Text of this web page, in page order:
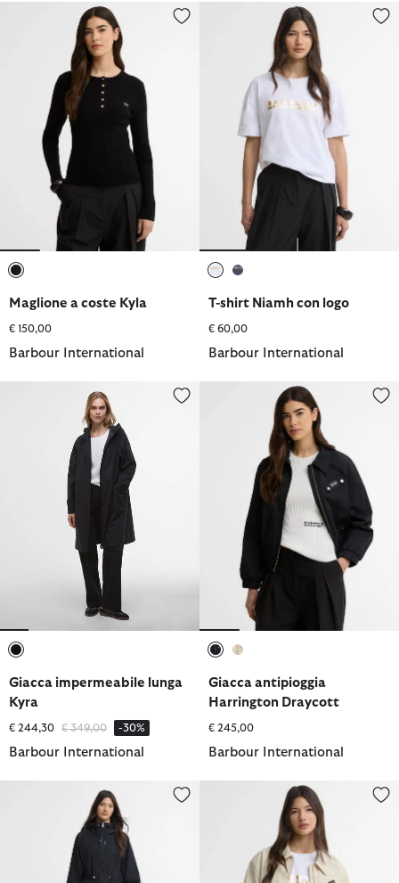
Maglione a coste Kyla
Maglione a coste Kyla
€ 150,00
Barbour International
T-shirt Niamh con logo
T-shirt Niamh con logo
€ 60,00
Barbour International
Giacca impermeabile lunga Kyra
Giacca impermeabile lunga
Kyra
€ 244,30 Prezzo ridotto da
€ 349,00a -30%
Barbour International
Giacca antipioggia Harrington
Giacca antipioggia
Harrington Draycott
€ 245,00
Barbour International
Giacca antipioggia Danica Giacca antipioggia Harrington